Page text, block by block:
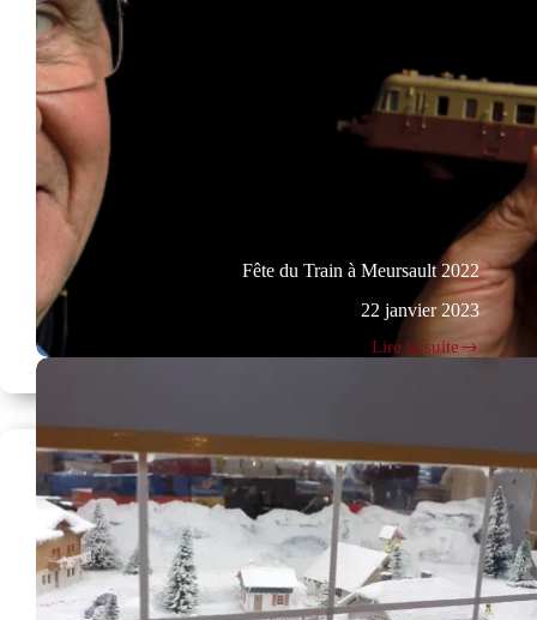
Fête du Train à Meursault 2022
22 janvier 2023
Lire la suite
Fête
2022